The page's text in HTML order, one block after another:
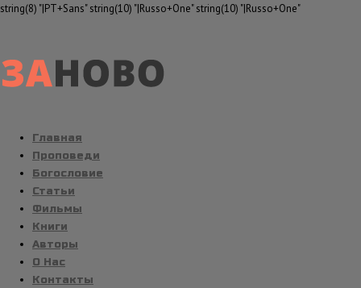
string(8) "|PT+Sans" string(10) "|Russo+One" string(10) "|Russo+One"
Главная
Проповеди
Богословие
Статьи
Фильмы
Книги
Авторы
О Нас
Контакты